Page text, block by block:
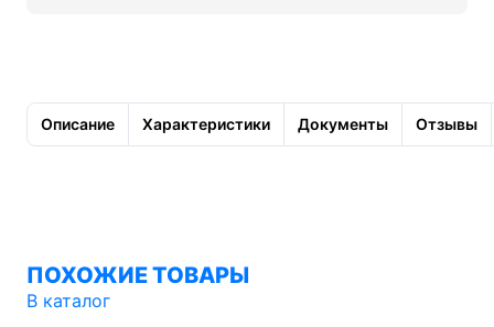
Описание Характеристики Документы Отзывы
ПОХОЖИЕ ТОВАРЫ
В каталог